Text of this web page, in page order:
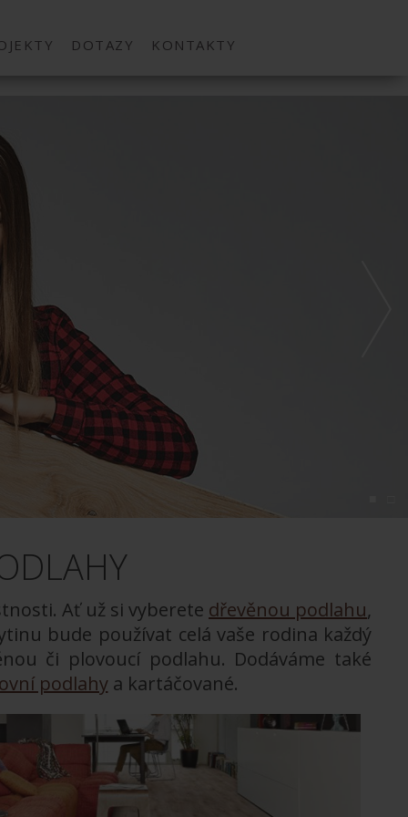
DOTAZY KONTAKTY
Ať už si vyberete dřevěnou podlahu,
bude používat celá vaše rodina každý
či plovoucí podlahu. Dodáváme také
podlahya kartáčované.